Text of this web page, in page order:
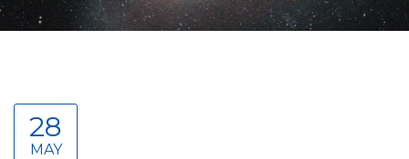
28
MAY